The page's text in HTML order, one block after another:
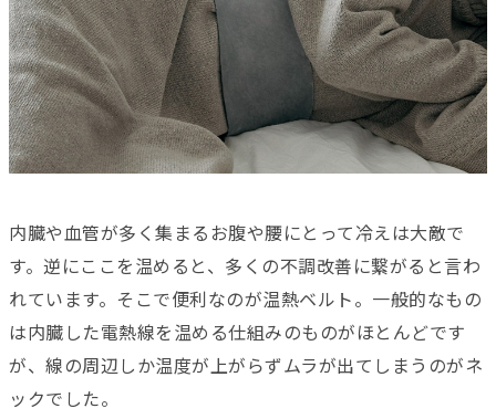
内臓や血管が多く集まるお腹や腰にとって冷えは大敵で
す。逆にここを温めると、多くの不調改善に繋がると言わ
れています。そこで便利なのが温熱ベルト。一般的なもの
は内臓した電熱線を温める仕組みのものがほとんどです
が、線の周辺しか温度が上がらずムラが出てしまうのがネ
ックでした。